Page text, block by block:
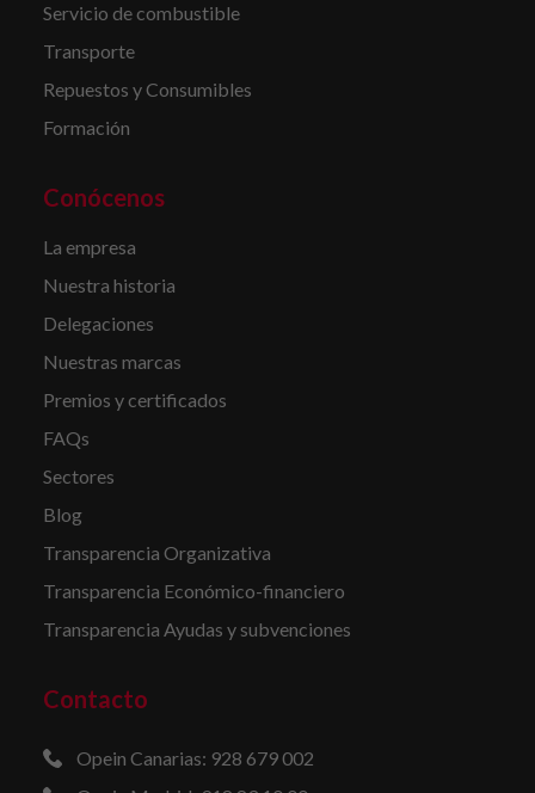
Servicio de combustible
Transporte
Repuestos y Consumibles
Formación
Conócenos
La empresa
Nuestra historia
Delegaciones
Nuestras marcas
Premios y certificados
FAQs
Sectores
Blog
Transparencia Organizativa
Transparencia Económico-financiero
Transparencia Ayudas y subvenciones
Contacto
Opein Canarias: 928 679 002